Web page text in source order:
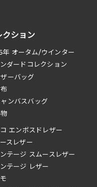
クション
年 オータム/ウインター
ダードコレクション
ザーバッグ
ンバスバッグ
エンボスドレザー
スレザー
テージ スムースレザー
テージ レザー